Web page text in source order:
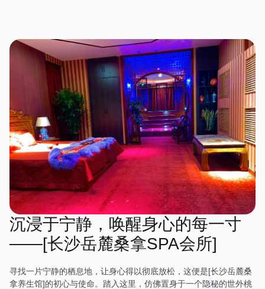
床和私人浴缸，每个房间都
经过精心设计，搭配简洁的
装饰和舒适的布艺，营造出
一种温馨而舒适的感觉。
在这里，简约的设计风格与
高端的设施设备相结合，为
顾客提供了一个时尚而舒适
的放松空间。
都充满了自然的气息，每一
次放松都是一场与大自然的
亲密对话。
桑拿房被设计成半圆形，天
花板上装饰着星空灯，让人
在享受桑拿时仿佛置身于星
空之下。水疗区域则配备了
舒适的按摩床和私人浴缸，
每个房间都经过精心布置，
搭配星空主题的装饰，营造
出一种浪漫而宁静的感觉。
在这里，每一次放松都是一
场星空下的梦境之旅。
的中式灯具，营造出一种庄
重而典雅的氛围。 会所内
部的装修以木质为主，搭配
传统的中式图案，展现出一
种古朴与自然之美。墙壁上
挂着中国山水画，角落里摆
放着古筝和茶具，空气中弥
漫着淡淡的茶香，让人感受
到东方文化的深厚底蕴。
桑拿房采用传统的中式风
格，搭配木质的装饰和榻榻
米，让人在享受桑拿的同
时，也能感受到古典的宁
静。水疗区域则配备了舒适
的按摩床和私人浴缸，每个
房间都经过精心布置，搭配
中式风格的装饰，营造出一
种温馨而舒适的感觉。在这
里，每一次放松都是一场诗
意的旅行。
沉浸于宁静，唤醒身心的每一寸
——[长沙岳麓桑拿SPA会所]
寻找一片宁静的栖息地，让身心得以彻底放松，这便是[长沙岳麓桑
拿养生馆]的初心与使命。踏入这里，仿佛置身于一个隐秘的世外桃